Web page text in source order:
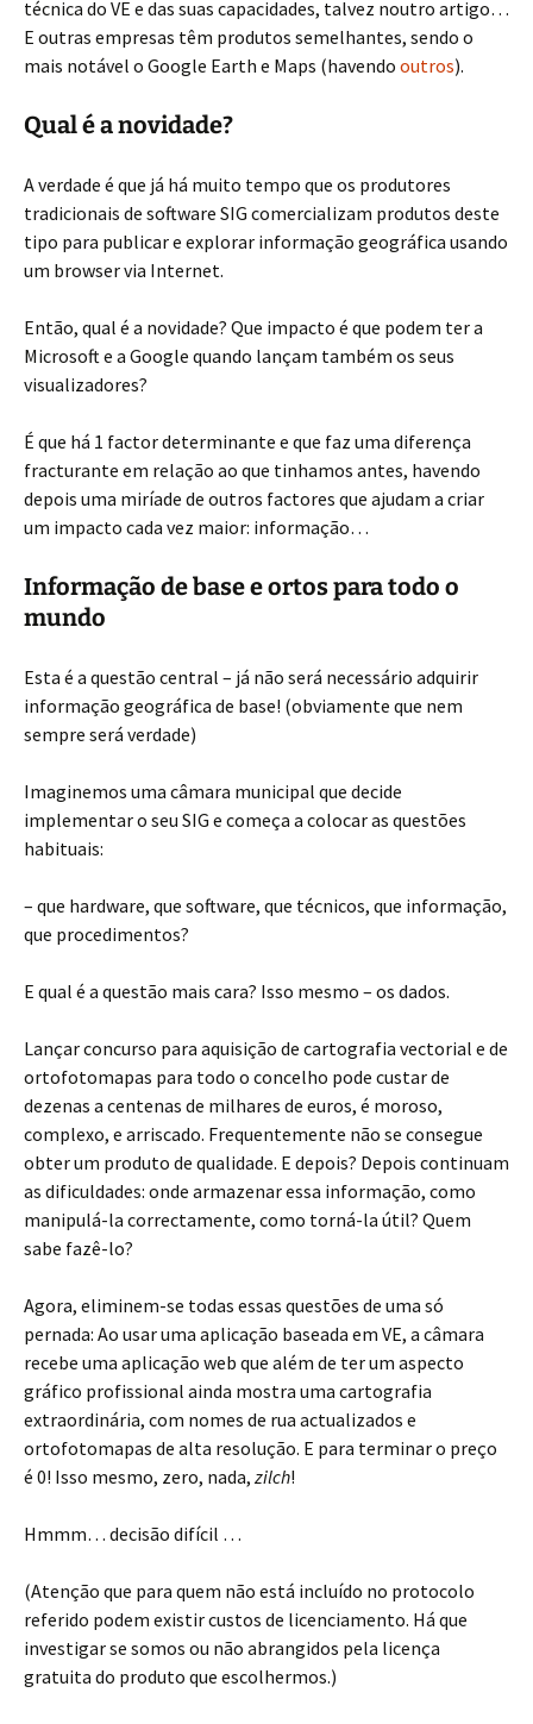
técnica do VE e das suas capacidades, talvez noutro artigo…
E outras empresas têm produtos semelhantes, sendo o
mais notável o Google Earth e Maps (havendo outros).
Qual é a novidade?
A verdade é que já há muito tempo que os produtores
tradicionais de software SIG comercializam produtos deste
tipo para publicar e explorar informação geográfica usando
um browser via Internet.
Então, qual é a novidade? Que impacto é que podem ter a
Microsoft e a Google quando lançam também os seus
visualizadores?
É que há 1 factor determinante e que faz uma diferença
fracturante em relação ao que tinhamos antes, havendo
depois uma miríade de outros factores que ajudam a criar
um impacto cada vez maior: informação…
Informação de base e ortos para todo o
mundo
Esta é a questão central – já não será necessário adquirir
informação geográfica de base! (obviamente que nem
sempre será verdade)
Imaginemos uma câmara municipal que decide
implementar o seu SIG e começa a colocar as questões
habituais:
– que hardware, que software, que técnicos, que informação,
que procedimentos?
E qual é a questão mais cara? Isso mesmo – os dados.
Lançar concurso para aquisição de cartografia vectorial e de
ortofotomapas para todo o concelho pode custar de
dezenas a centenas de milhares de euros, é moroso,
complexo, e arriscado. Frequentemente não se consegue
obter um produto de qualidade. E depois? Depois continuam
as dificuldades: onde armazenar essa informação, como
manipulá-la correctamente, como torná-la útil? Quem
sabe fazê-lo?
Agora, eliminem-se todas essas questões de uma só
pernada: Ao usar uma aplicação baseada em VE, a câmara
recebe uma aplicação web que além de ter um aspecto
gráfico profissional ainda mostra uma cartografia
extraordinária, com nomes de rua actualizados e
ortofotomapas de alta resolução. E para terminar o preço
é 0! Isso mesmo, zero, nada, zilch!
Hmmm… decisão difícil …
(Atenção que para quem não está incluído no protocolo
referido podem existir custos de licenciamento. Há que
investigar se somos ou não abrangidos pela licença
gratuita do produto que escolhermos.)